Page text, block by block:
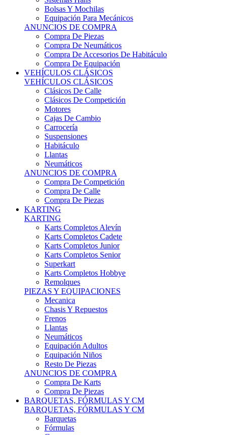
Equipación Para Mecánicos
ANUNCIOS DE COMPRA
Compra De Piezas
Compra De Neumáticos
Compra De Accesorios De Habitáculo
Compra De Equipación
VEHÍCULOS CLÁSICOS
VEHÍCULOS CLÁSICOS
Clásicos De Calle
Clásicos De Competición
Motores
Cajas De Cambio
Carrocería
Suspensiones
Habitáculo
Llantas
Neumáticos
ANUNCIOS DE COMPRA
Compra De Competición
Compra De Calle
Compra De Piezas
KARTING
KARTING
Karts Completos Alevín
Karts Completos Cadete
Karts Completos Junior
Karts Completos Senior
Superkart
Karts Completos Hobbye
Remolques
PIEZAS Y EQUIPACIONES
Mecanica
Chasis Y Repuestos
Frenos
Llantas
Neumáticos
Equipación Adultos
Equipación Niños
Resto De Piezas
ANUNCIOS DE COMPRA
Compra De Karts
Compra De Piezas
BARQUETAS, FÓRMULAS Y CM
BARQUETAS, FÓRMULAS Y CM
Barquetas
Fórmulas
Cm
Prototipos